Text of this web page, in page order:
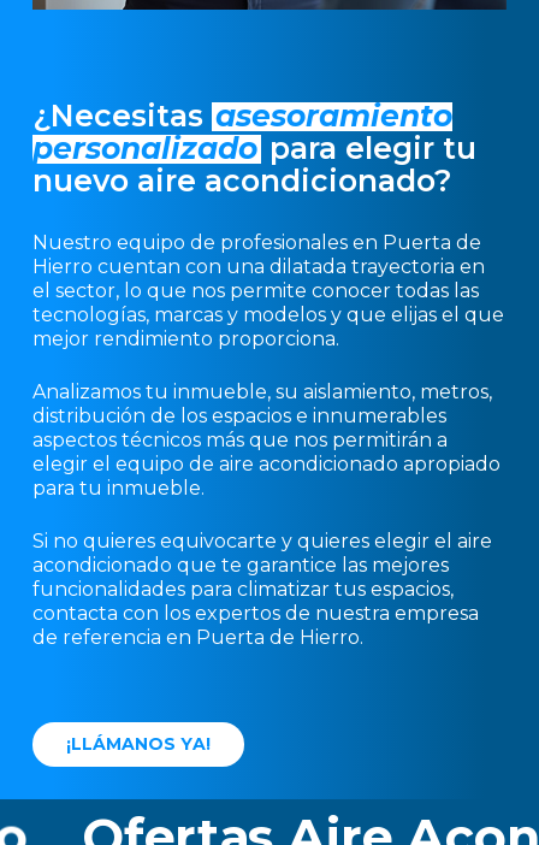
¿Necesitas asesoramiento
personalizado para elegir tu
nuevo aire acondicionado?
Nuestro equipo de profesionales en Puerta de
Hierro cuentan con una dilatada trayectoria en
el sector, lo que nos permite conocer todas las
tecnologías, marcas y modelos y que elijas el que
mejor rendimiento proporciona.
Analizamos tu inmueble, su aislamiento, metros,
distribución de los espacios e innumerables
aspectos técnicos más que nos permitirán a
elegir el equipo de aire acondicionado apropiado
para tu inmueble.
Si no quieres equivocarte y quieres elegir el aire
acondicionado que te garantice las mejores
funcionalidades para climatizar tus espacios,
contacta con los expertos de nuestra empresa
de referencia en Puerta de Hierro.
¡LLÁMANOS YA!